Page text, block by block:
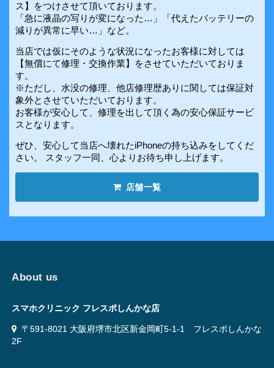
ス】をつけさせて頂いております。
「急に液晶の写りが変になった…」「代えたバッテリーの
減りが異常に早い…」など。
当店では仮にそのような状況になったお客様に対しては
【無償にて修理・交換作業】をさせていただいておりま
す。
※ただし、水没の修理、他店修理歴ありに関しては保証対
象外とさせていただいております。
お客様が安心して、修理を出して頂く為の安心保証サービ
スとなります。
ぜひ、安心して当店へ壊れたiPhoneの持ち込みをしてくだ
さい。 スタッフ一同、心よりお待ち申し上げます。
店舗一覧
About us
スマホクリニック フレスポしんかな店
〒591-8021 大阪府堺市北区新金岡町5-1-1 フレスポしんかな
2F